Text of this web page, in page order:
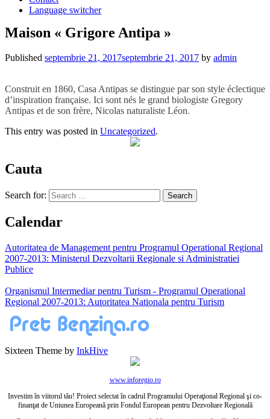
Language switcher
Maison « Grigore Antipa »
Published septembrie 21, 2017septembrie 21, 2017 by admin
Construit en 1860, Casa Antipas se distingue par son style éclectique
d’inspiration française. Ici sont nés le grand biologiste Gregory
Antipas et de son frère, Nicolas naturaliste Léon.
This entry was posted in Uncategorized.
Cauta
Search for:
Calendar
Autoritatea de Management pentru Programul Operational Regional
2007-2013: Ministerul Dezvoltarii Regionale si Administratiei
Publice
Organismul Intermediar pentru Turism - Programul Operational
Regional 2007-2013: Autoritatea Nationala pentru Turism
Sixteen Theme by InkHive
www.inforegio.ro
Investim în viitorul tău! Proiect selectat în cadrul Programului Operaţional Regional şi co-
finanţat de Uniunea Europeană prin Fondul European pentru Dezvoltare Regională